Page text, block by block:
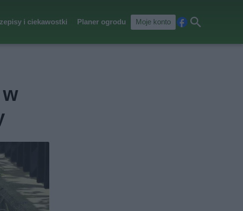
i ciekawostki Planer ogrodu Moje konto
cebkaj